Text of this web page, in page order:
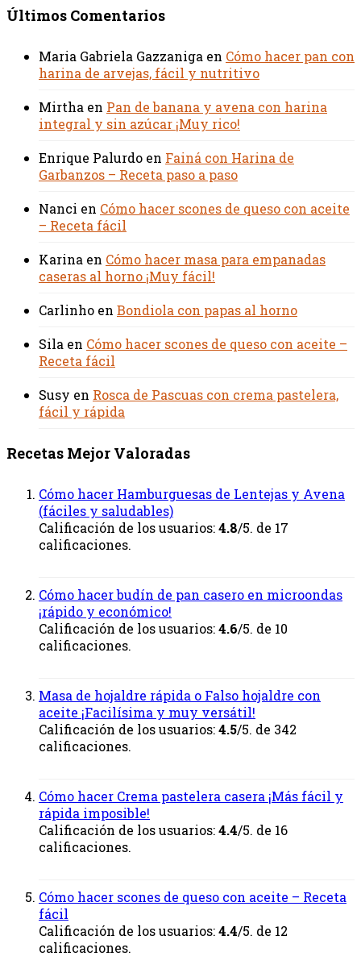
Últimos Comentarios
Maria Gabriela Gazzaniga en Cómo hacer pan con
harina de arvejas, fácil y nutritivo
Mirtha en Pan de banana y avena con harina
integral y sin azúcar ¡Muy rico!
Enrique Palurdo en Fainá con Harina de
Garbanzos – Receta paso a paso
Nanci en Cómo hacer scones de queso con aceite
– Receta fácil
Karina en Cómo hacer masa para empanadas
caseras al horno ¡Muy fácil!
Carlinho en Bondiola con papas al horno
Sila en Cómo hacer scones de queso con aceite –
Receta fácil
Susy en Rosca de Pascuas con crema pastelera,
fácil y rápida
Recetas Mejor Valoradas
Cómo hacer Hamburguesas de Lentejas y Avena
(fáciles y saludables)
Calificación de los usuarios:4.8/5. de 17
calificaciones.
Cómo hacer budín de pan casero en microondas
¡rápido y económico!
Calificación de los usuarios:4.6/5. de 10
calificaciones.
Masa de hojaldre rápida o Falso hojaldre con
aceite ¡Facilísima y muy versátil!
Calificación de los usuarios:4.5/5. de 342
calificaciones.
Cómo hacer Crema pastelera casera ¡Más fácil y
rápida imposible!
Calificación de los usuarios:4.4/5. de 16
calificaciones.
Cómo hacer scones de queso con aceite – Receta
fácil
Calificación de los usuarios:4.4/5. de 12
calificaciones.